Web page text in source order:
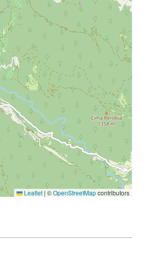
Leaflet | ©OpenStreetMapcontributors